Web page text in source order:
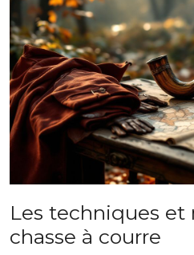
Les techniques et
chasse à courre